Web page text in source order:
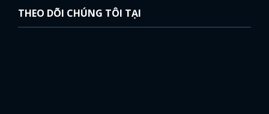
THEO DÕI CHÚNG TÔI TẠI